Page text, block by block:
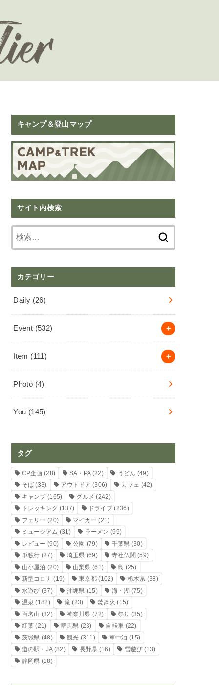
キャンプ＆登山マップ
サイト内検索
カテゴリー
Daily (26)
Event (532)
Item (111)
Photo (4)
You (145)
タグ
CP企画 (28) SA・PA(22) うどん (49)
そば (33) アウトドア (306) カフェ (42)
キャンプ(165) グルメ (242)
トレッキング (137) ドライブ (236)
フェリー (20) マイカー (21)
ミュージアム (31) ラーメン (99)
レビュー (90) 公園 (79) 千葉県 (30)
単独行 (27) 埼玉県 (69) 寺社仏閣 (59)
山小屋泊 (20) 山梨県 (61) 島 (25)
新型コロナ (19) 東京都 (102) 栃木県 (38)
水遊び (37) 沖縄県 (15) 海・湖 (75)
温泉 (182) 滝 (23) 焚き火 (15)
百名山 (32) 神奈川県 (72) 祭り (35)
紅葉 (21) 群馬県 (23) 自転車 (22)
茨城県 (48) 観光 (311) 車中泊 (15)
道の駅・JA(82) 長野県 (16) 雪遊び (13)
静岡県 (18)